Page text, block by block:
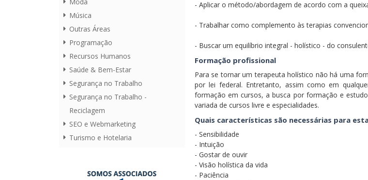
Música
Outras Áreas
Programação
Recursos Humanos
Saúde & Bem-Estar
Segurança no Trabalho
Segurança no Trabalho -
Reciclagem
SEO e Webmarketing
Turismo e Hotelaria
- Aplicar o método/abordagem de acordo com a
- Trabalhar como complemento às terapias
- Buscar um equilíbrio integral - holístico - do
Formação profissional
Para se tornar um terapeuta holístico não há uma
por lei federal. Entretanto, assim como em
formação em cursos, a busca por formação e
variada de cursos livre e especialidades.
Quais características são necessárias para
- Sensibilidade
- Intuição
- Gostar de ouvir
- Visão holística da vida
- Paciência